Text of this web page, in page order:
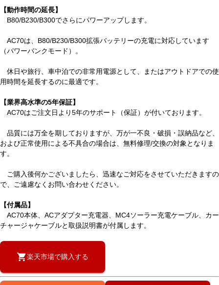
【動作時間の延長】
B80/B230/B300でさらにパワーアップします。
AC70は、B80/B230/B300拡張バッテリーの充電に対応しています
（パワーバンクモード）。
休日や旅行、車中泊での非常用電源として、またはアウトドアでの使
用時間を延長するのに最適です。
【業界高水準の5年保証】
AC70はご注文日より5年のサポート（保証）が付いております。
品質には万全を期しておりますが、万が一不良・破損・誤納品など、
および正常使用による不具合の場合は、無料修理/交換の対象となりま
す。
ご購入後何かございましたら、迅速なご対応をさせていただきますの
で、ご遠慮なくお問い合わせください。
【付属品】
AC70本体、ACアダプター充電器、MC4ソーラー充電ケーブル、カー
チャージャケーブルと取扱説明書が付属します。
楽天市場で購入する